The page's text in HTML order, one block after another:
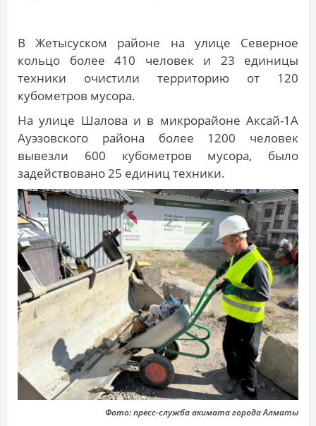
В Жетысуском районе на улице Северное
кольцо более 410 человек и 23 единицы
техники очистили территорию от 120
кубометров мусора.
На улице Шалова и в микрорайоне Аксай-1А
Ауэзовского района более 1200 человек
вывезли 600 кубометров мусора, было
задействовано 25 единиц техники.
Фото: пресс-служба акимата города Алматы